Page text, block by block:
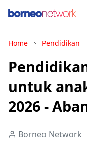
Home Pendidikan
untuk
2026 -
Borneo Network